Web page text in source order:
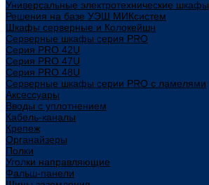
Универсальные электротехнические шкафы
Решения на базе УЭШ МИКсистем
Шкафы серверные и Колокейшн
Серверные шкафы серия PRO
Серия PRO 42U
Серия PRO 47U
Серия PRO 48U
Серверные шкафы серии PRO с ламелями
Аксессуары
Вводы с уплотнением
Кабель-каналы
Крепеж
Органайзеры
Полки
Уголки направляющие
Фальш-панели